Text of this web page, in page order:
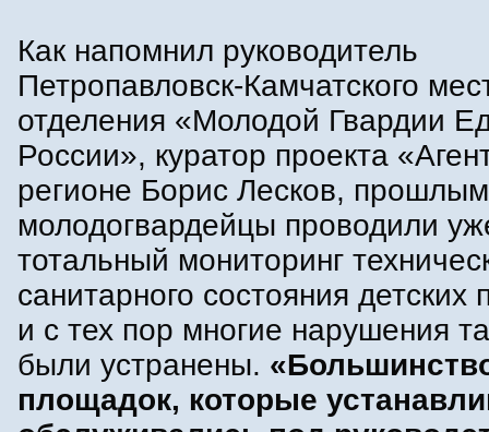
Как напомнил руководитель
Петропавловск-Камчатского
отделения «Молодой Гвардии
России», куратор проекта
регионе Борис Лесков,
молодогвардейцы проводили
тотальный мониторинг
санитарного состояния детских
и с тех пор многие нарушения
были устранены.
площадок, которые